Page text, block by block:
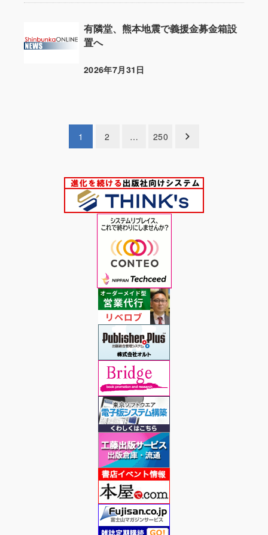
有隣堂、熊本地震で義援金募金箱設
置へ
投稿日
2026年7月31日
1 2 … 250